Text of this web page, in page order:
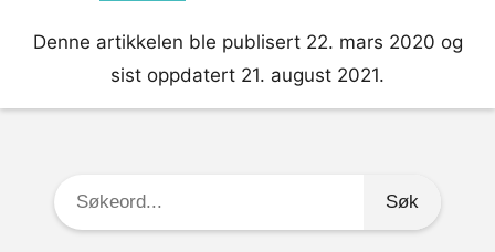
Denne artikkelen ble publisert 22. mars 2020 og
sist oppdatert 21. august 2021.
Søkeord: